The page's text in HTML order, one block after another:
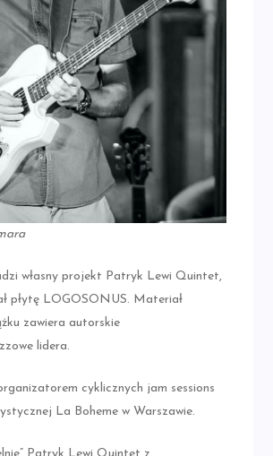
własny projekt Patryk Lewi Quintet,
płytę LOGOSONUS. Materiał
zawiera autorskie
lidera.
cyklicznych jam sessions
La Boheme w Warszawie.